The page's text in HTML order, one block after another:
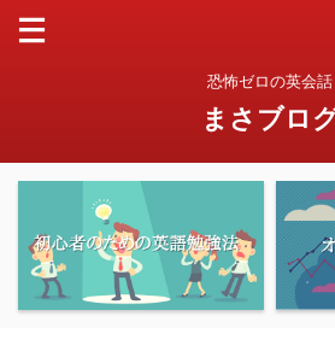
恐怖ゼロの英会話
まさブロ